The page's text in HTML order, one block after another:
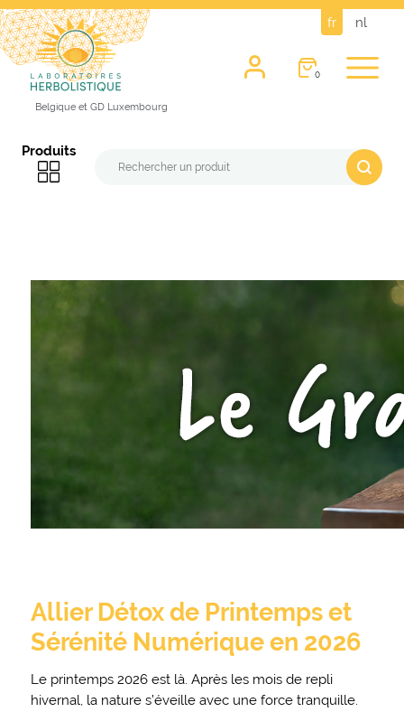
fr nl
Belgique et GD Luxembourg
0
Produits
Allier Détox de Printemps et
Sérénité Numérique en 2026
Le printemps 2026 est là. Après les mois de repli
hivernal, la nature s’éveille avec une force tranquille.